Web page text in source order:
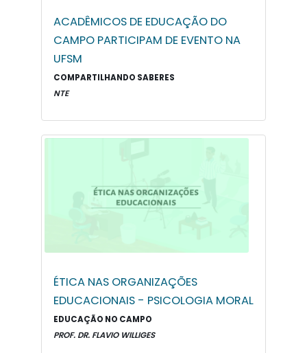
ACADÊMICOS DE EDUCAÇÃO DO
CAMPO PARTICIPAM DE EVENTO NA
UFSM
COMPARTILHANDO SABERES
NTE
ÉTICA NAS ORGANIZAÇÕES
EDUCACIONAIS - PSICOLOGIA MORAL
EDUCAÇÃO NO CAMPO
PROF. DR. FLAVIO WILLIGES